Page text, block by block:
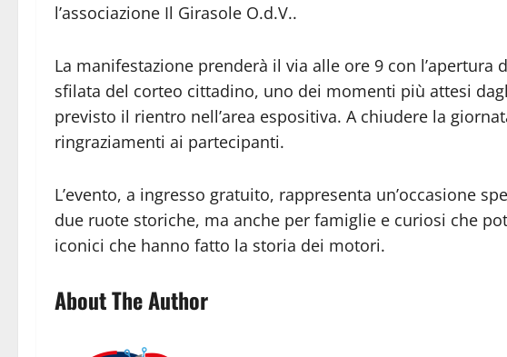
l’associazione Il Girasole O.d.V..
La manifestazione prenderà il via alle ore 9 con l’apertura
sfilata del corteo cittadino, uno dei momenti più attesi
previsto il rientro nell’area espositiva. A chiudere la
ringraziamenti ai partecipanti.
L’evento, a ingresso gratuito, rappresenta un’occasione
due ruote storiche, ma anche per famiglie e curiosi che
iconici che hanno fatto la storia dei motori.
About The Author